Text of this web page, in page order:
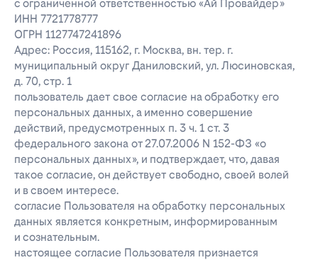
с ограниченной ответственностью «Ай Провайдер»
ИНН 7721778777
ОГРН 1127747241896
Адрес: Россия, 115162, г. Москва, вн. тер. г.
муниципальный округ Даниловский, ул. Люсиновская,
д. 70, стр. 1
пользователь дает свое согласие на обработку его
персональных данных, а именно совершение
действий, предусмотренных п. 3 ч. 1 ст. 3
федерального закона от 27.07.2006 N 152-ФЗ «о
персональных данных», и подтверждает, что, давая
такое согласие, он действует свободно, своей волей
и в своем интересе.
согласие Пользователя на обработку персональных
данных является конкретным, информированным
и сознательным.
настоящее согласие Пользователя признается